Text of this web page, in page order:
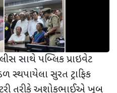
સાથે પબ્લિક પ્રાઇવેટ
સ્થપાયેલા સુરત ટ્રાફિક
તરીકે અશોકભાઈએ ખૂબ